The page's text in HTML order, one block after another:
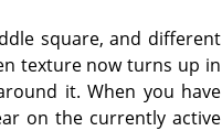
square, and different
texture now turns up in
it. When you have
on the currently active